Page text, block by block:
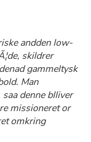
andden low-
skildrer
gammeltysk
Man
denne blliver
missioneret or
omkring